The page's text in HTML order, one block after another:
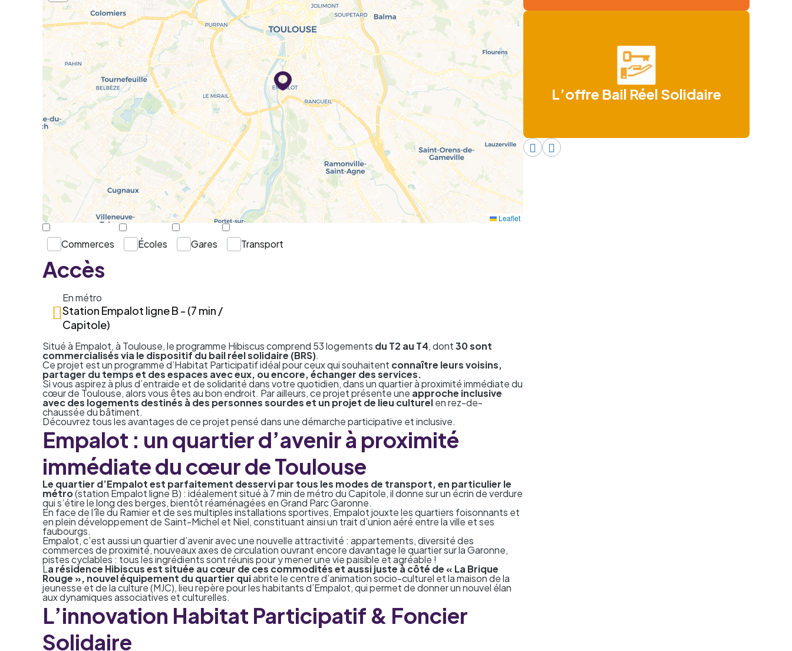
Leaflet
Commerces Écoles Gares Transport
Accès
En métro
Station Empalot ligne B - (7 min /
Capitole)
Situé à Empalot, à Toulouse, le programme Hibiscus comprend 53 logements du T2 au T4, dont30 sont
commercialisés via le dispositif du bail réel solidaire (BRS).
Ce projet est un programme d’Habitat Participatif idéal pour ceux qui souhaitent connaître leurs voisins,
partager du temps et des espaces avec eux, ou encore, échanger des services.
Si vous aspirez à plus d’entraide et de solidarité dans votre quotidien, dans un quartier à proximité immédiate du
cœur de Toulouse, alors vous êtes au bon endroit. Par ailleurs, ce projet présente une approche inclusive
avec des logements destinés à des personnes sourdes et un projet de lieu culturelen rez-de-
chaussée du bâtiment.
Découvrez tous les avantages de ce projet pensé dans une démarche participative et inclusive.
Empalot : un quartier d’avenir à proximité
immédiate du cœur de Toulouse
Le quartier d’Empalot est parfaitement desservi par tous les modes de transport, en particulier le
métro(station Empalot ligne B) : idéalement situé à 7 min de métro du Capitole, il donne sur un écrin de verdure
qui s’étire le long des berges, bientôt réaménagées en Grand Parc Garonne.
En face de l’île du Ramier et de ses multiples installations sportives, Empalot jouxte les quartiers foisonnants et
en plein développement de Saint-Michel et Niel, constituant ainsi un trait d’union aéré entre la ville et ses
faubourgs.
Empalot, c’est aussi un quartier d’avenir avec une nouvelle attractivité : appartements, diversité des
commerces de proximité, nouveaux axes de circulation ouvrant encore davantage le quartier sur la Garonne,
pistes cyclables : tous les ingrédients sont réunis pour y mener une vie paisible et agréable !
La résidence Hibiscus est située au cœur de ces commodités et aussi juste à côté de « La Brique
Rouge », nouvel équipement du quartier quiabrite le centre d’animation socio-culturel et la maison de la
jeunesse et de la culture (MJC), lieu repère pour les habitants d’Empalot, qui permet de donner un nouvel élan
aux dynamiques associatives et culturelles.
L’innovation Habitat Participatif & Foncier
Solidaire
L’offre Bail Réel Solidaire